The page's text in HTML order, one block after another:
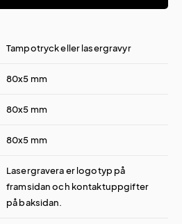
Tampotryck eller lasergravyr
80x5 mm
80x5 mm
80x5 mm
Lasergravera er logotyp på
framsidan och kontaktuppgifter
på baksidan.